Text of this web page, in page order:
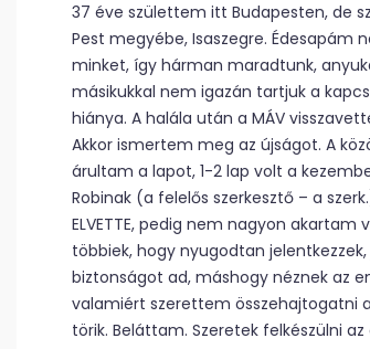
37 éve születtem itt Budapesten, de
Pest megyébe, Isaszegre.
minket, így hárman maradtunk,
másikukkal nem igazán tartjuk a
hiánya. A halála után a MÁV
Akkor ismertem meg az újságot. A
árultam a lapot, 1-2 lap volt a
Robinak (a felelős szerkesztő – a
ELVETTE, pedig nem nagyon
többiek, hogy nyugodtan
biztonságot ad, máshogy néznek az
valamiért szerettem összehajtogatni
törik. Beláttam. Szeretek felkészülni